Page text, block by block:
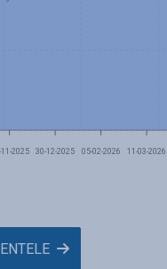
11-2025 30-12-2025 05-02-2026 11-03-2026